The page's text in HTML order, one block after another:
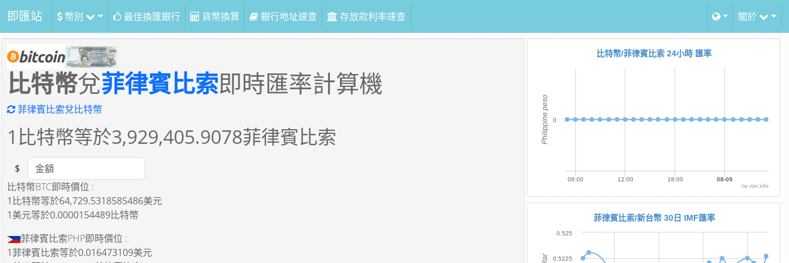
即匯站 幣別 最佳換匯銀行 貨幣換算 銀行地址速查 存放款利率速查 關於
比特幣兌菲律賓比索即時匯率計算機
菲律賓比索兌比特幣
1 比特幣等於3,929,405.9078菲律賓比索
Amount
$
比特幣BTC即時價位 :
1比特幣等於64,729.5318585486美元
1美元等於0.0000154489比特幣
菲律賓比索PHP即時價位 :
1菲律賓比索等於0.016473109美元
Philippine peso
比特幣/菲律賓比索 24小時 匯率
06:00 12:00 18:00 08-09
0
tw.rter.info
菲律賓比索/新台幣 30日 IMF匯率
0.5225
0.525